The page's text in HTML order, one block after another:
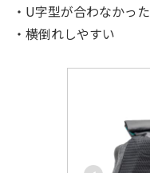
・U字型が合わなかった
・横倒れしやすい